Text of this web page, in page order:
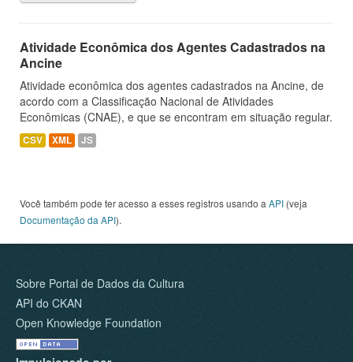
Atividade Econômica dos Agentes Cadastrados na
Ancine
Atividade econômica dos agentes cadastrados na Ancine, de
acordo com a Classificação Nacional de Atividades
Econômicas (CNAE), e que se encontram em situação regular.
CSV XML JS
Você também pode ter acesso a esses registros usando a API (veja
Documentação da API).
Sobre Portal de Dados da Cultura
API do CKAN
Open Knowledge Foundation